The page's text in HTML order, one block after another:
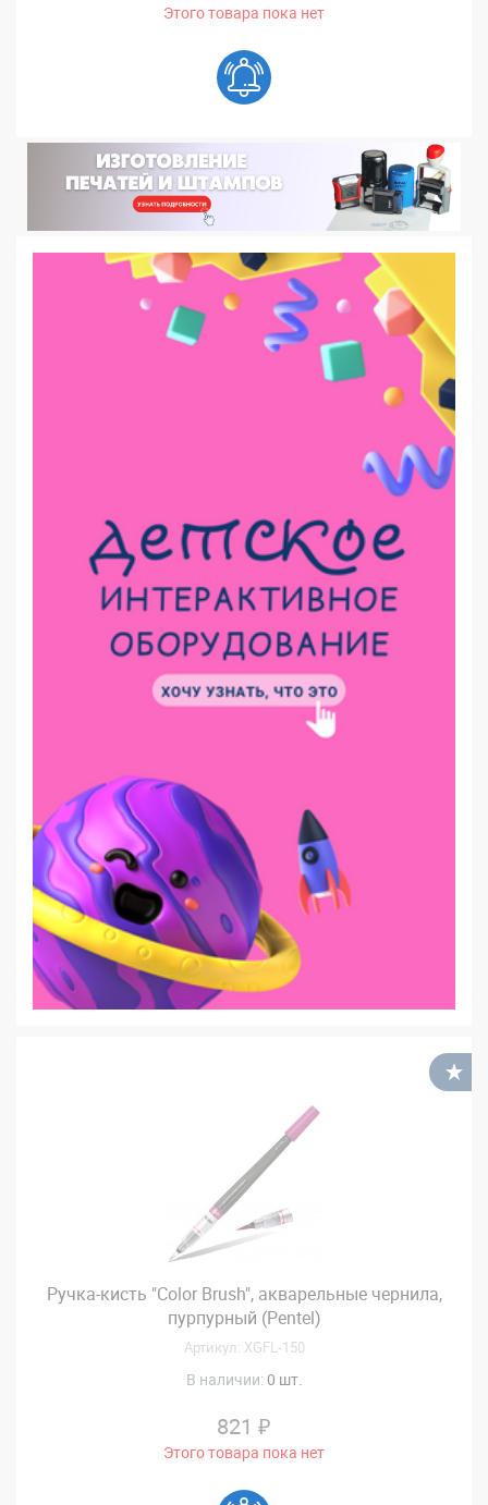
Этого товара пока нет
Ручка-кисть "Color Brush", акварельные чернила,
пурпурный (Pentel)
Артикул: XGFL-150
В наличии: 0 шт.
821 ₽
Этого товара пока нет